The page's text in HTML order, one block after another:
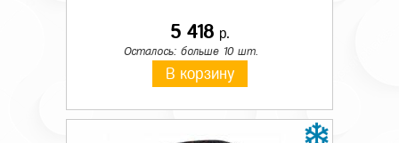
5 418 р.
Осталось: больше 10 шт.
В корзину